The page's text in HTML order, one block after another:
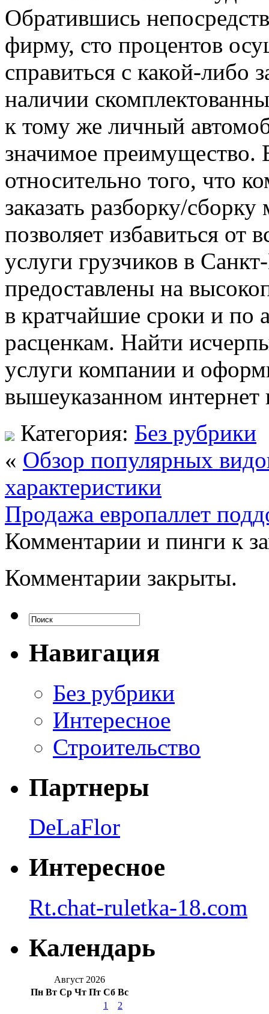
Обратившись
фирму, сто процентов
справиться с какой-либо
наличии
к тому же личный
значимое преимущество.
относительно того, что
заказать разборку/
позволяет избавиться от
услуги грузчиков в
предоставлены на
в кратчайшие сроки и
расценкам. Найти
услуги компании и
вышеуказанном интернет
Категория: Без рубрики
« Обзор популярных
характеристики
Продажа европаллет
Комментарии и пинги к
Комментарии закрыты.
Навигация
Без рубрики
Интересное
Строительство
Партнеры
DeLaFlor
Интересное
Rt.chat-ruletka-18.com
Календарь
Август 2026
Пн Вт Ср Чт Пт Сб Вс
1
2